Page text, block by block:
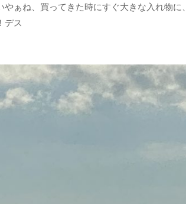
ぁね、買ってきた時にすぐ大きな入れ物に、
デス